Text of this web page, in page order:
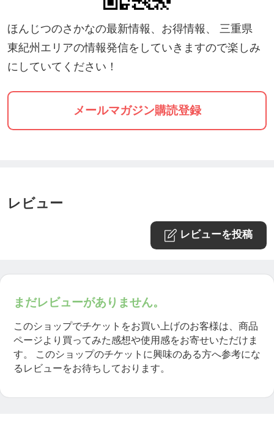
・本チケットは【現地払い専用】です
・本チケットは海鮮丼専用となります
・内容は当日の仕入れ状況により異なります
・数量限定のため、売り切れ次第終了となります
ご相談ください
ほんじつのさかなの最新情報、お得情報、 三重県
東紀州エリアの情報発信をしていきますので楽しみ
にしていてください！
メールマガジン購読登録
レビュー
レビューを投稿
まだレビューがありません。
このショップでチケットをお買い上げのお客様は、商品
ページより買ってみた感想や使用感をお寄せいただけま
す。
このショップのチケットに興味のある方へ参考にな
るレビューをお待ちしております。